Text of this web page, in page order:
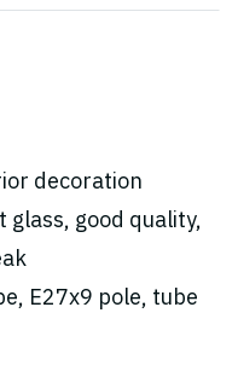
decoration
good quality,
E27x9 pole, tube